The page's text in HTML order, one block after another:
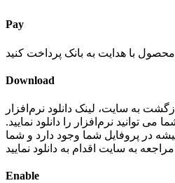
Pay
Download
به سایت، لینک دانلود نرم‌افزار
توانید نرم‌افزار را دانلود نمایید.
در پروفایل شما وجود دارد و شما
Enable